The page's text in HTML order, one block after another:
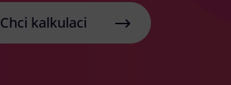
Chci kalkulaci